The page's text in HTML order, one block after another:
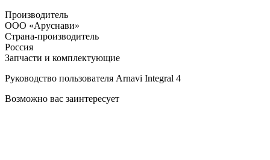
Производитель
ООО «Аруснави»
Страна-производитель
Россия
Запчасти и комплектующие
Руководство пользователя Arnavi Integral 4
Возможно вас заинтересует